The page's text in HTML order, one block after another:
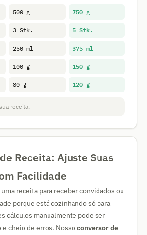
500 g 750 g
3 Stk. 5 Stk.
250 ml 375 ml
100 g 150 g
80 g 120 g
receita.
Receita: Ajuste Suas
Facilidade
receita para receber convidados ou
porque está cozinhando só para
cálculos manualmente pode ser
e cheio de erros. Nossoconversor de